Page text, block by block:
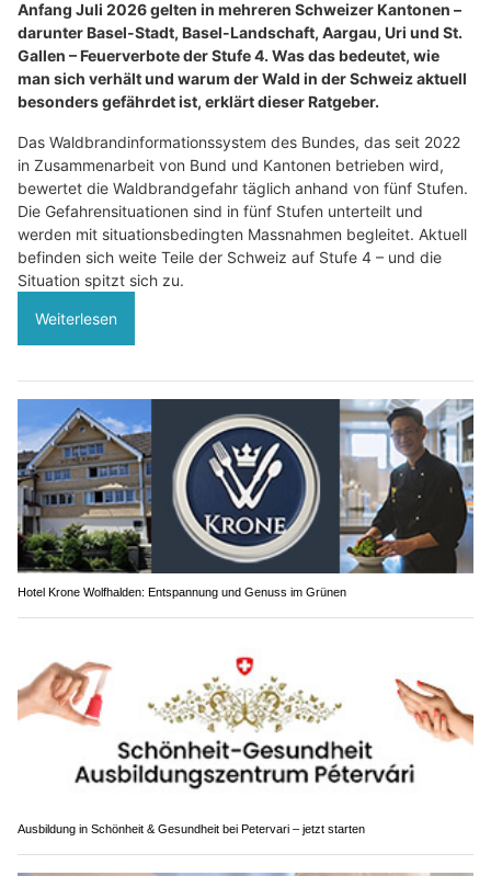
Anfang Juli 2026 gelten in mehreren Schweizer Kantonen –
darunter Basel-Stadt, Basel-Landschaft, Aargau, Uri und St.
Gallen – Feuerverbote der Stufe 4. Was das bedeutet, wie
man sich verhält und warum der Wald in der Schweiz aktuell
besonders gefährdet ist, erklärt dieser Ratgeber.
Das Waldbrandinformationssystem des Bundes, das seit 2022
in Zusammenarbeit von Bund und Kantonen betrieben wird,
bewertet die Waldbrandgefahr täglich anhand von fünf Stufen.
Die Gefahrensituationen sind in fünf Stufen unterteilt und
werden mit situationsbedingten Massnahmen begleitet. Aktuell
befinden sich weite Teile der Schweiz auf Stufe 4 – und die
Situation spitzt sich zu.
Weiterlesen
Hotel Krone Wolfhalden: Entspannung und Genuss im Grünen
Ausbildung in Schönheit & Gesundheit bei Petervari – jetzt starten